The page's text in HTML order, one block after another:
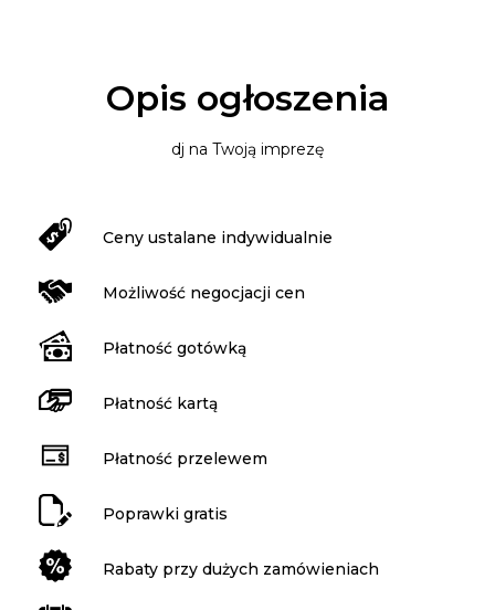
Opis ogłoszenia
dj na Twoją imprezę
Ceny ustalane indywidualnie
Możliwość negocjacji cen
Płatność gotówką
Płatność kartą
Płatność przelewem
Poprawki gratis
Rabaty przy dużych zamówieniach